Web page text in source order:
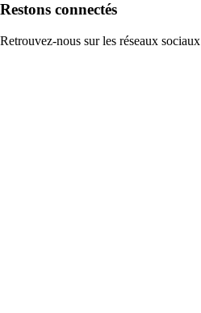
Restons connectés
Retrouvez-nous sur les réseaux sociaux